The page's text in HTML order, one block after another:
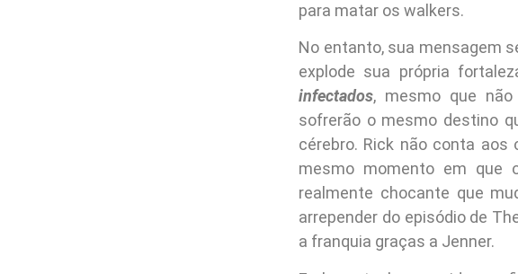
para matar os walkers.
No entanto, sua mensagem
explode sua própria
infectados, mesmo que
sofrerão o mesmo destino
cérebro. Rick não conta
mesmo momento em que
realmente chocante que
arrepender do episódio de
a franquia graças a Jenner.